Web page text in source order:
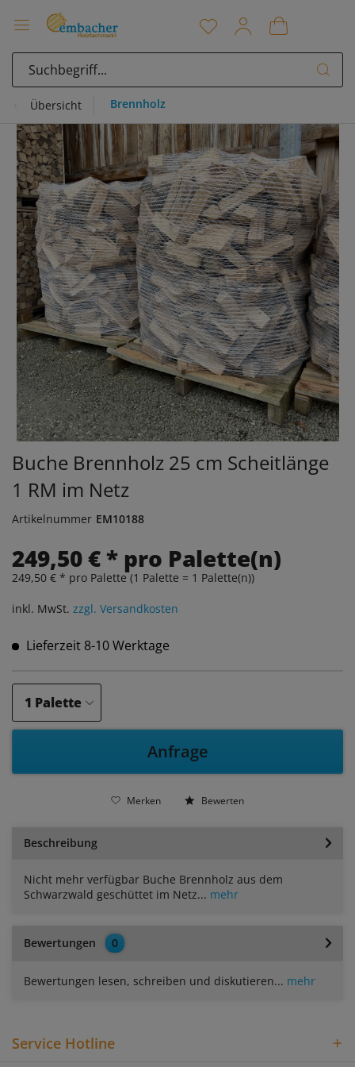
Übersicht Brennholz
Buche Brennholz 25 cm Scheitlänge
1 RM im Netz
Artikelnummer EM10188
249,50 € * pro Palette(n)
249,50 € * pro Palette (1 Palette = 1 Palette(n))
inkl. MwSt. zzgl. Versandkosten
Lieferzeit 8-10 Werktage
Anfrage
Merken Bewerten
Beschreibung
Nicht mehr verfügbar Buche Brennholz aus dem
Schwarzwald geschüttet im Netz... mehr
Bewertungen 0
Bewertungen lesen, schreiben und diskutieren... mehr
Service Hotline